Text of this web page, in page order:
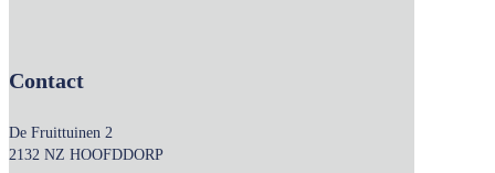
Contact
De Fruittuinen 2
2132 NZ HOOFDDORP